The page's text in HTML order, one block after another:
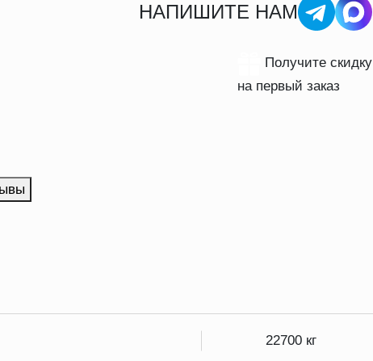
НАПИШИТЕ НАМ
Получите скидку
на первый заказ
22700 кг